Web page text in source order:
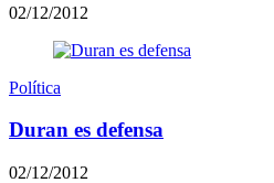
02/12/2012
Política
Duran es defensa
02/12/2012